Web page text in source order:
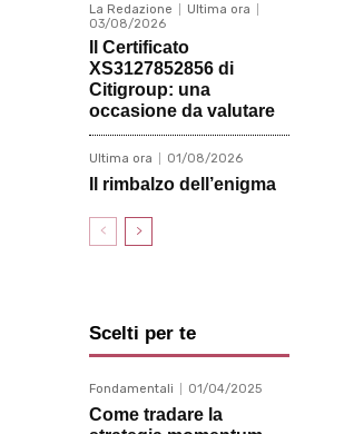
La Redazione
Ultima ora
03/08/2026
Il Certificato
XS3127852856 di
Citigroup: una
occasione da valutare
Ultima ora 01/08/2026
Il rimbalzo dell’enigma
Scelti per te
Fondamentali 01/04/2025
Come tradare la